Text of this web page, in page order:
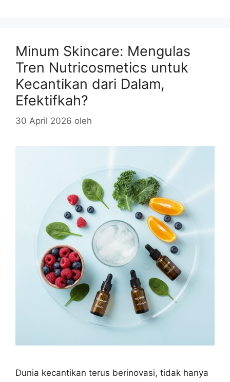
Minum Skincare: Mengulas
Tren Nutricosmetics untuk
Kecantikan dari Dalam,
Efektifkah?
30 April 2026 oleh
Dunia kecantikan terus berinovasi, tidak hanya